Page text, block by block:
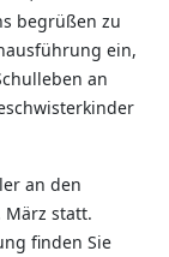
begrüßen zu
ein,
an
an den
März statt.
finden Sie